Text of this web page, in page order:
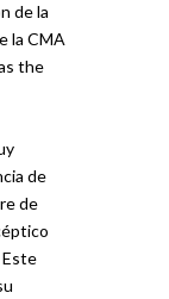
de la
la CMA
the
de
de
Este